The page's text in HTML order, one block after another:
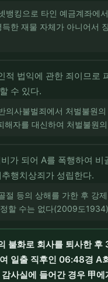
뱅킹으로 타인 예금계좌에
한 재물 자체가 아니어서
적 법익에 관한 죄이므로
수 있다.
의사불벌죄에서 처벌불원
해자를 대신하여 처벌불원
가 되어 A를 폭행하여
행치상죄가 성립한다.
절 등의 상해를 가한 후 강
할 수는 없다(2009도
불화로 회사를 퇴사한
일출 직후인 06:48경 A
사실에 들어간 경우 甲